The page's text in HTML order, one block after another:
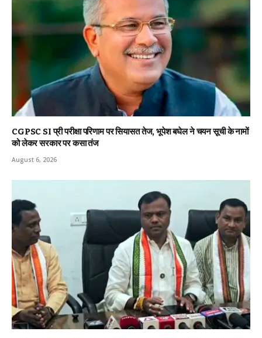
CGPSC SI प्री परीक्षा परिणाम पर सियासत तेज, भूपेश बघेल ने चयन सूची के नामों
को लेकर सरकार पर कसा तंज
August 6, 2026